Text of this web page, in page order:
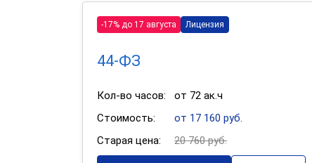
-17% до 17 августа Лицензия
44-ФЗ
Кол-во часов:
от 72 ак.ч
Стоимость:
от 17 160 руб.
Старая цена:
20 760 руб.